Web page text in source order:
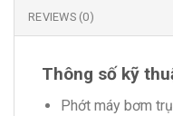
REVIEWS (0)
Thông số kỹ
Phớt máy bơm